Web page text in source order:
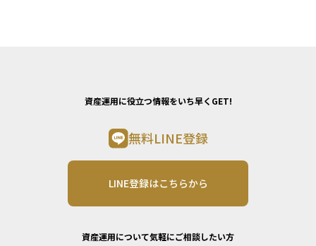
資産運用に役立つ情報をいち早くGET!
無料LINE登録
LINE登録はこちらから
資産運用について気軽にご相談したい方